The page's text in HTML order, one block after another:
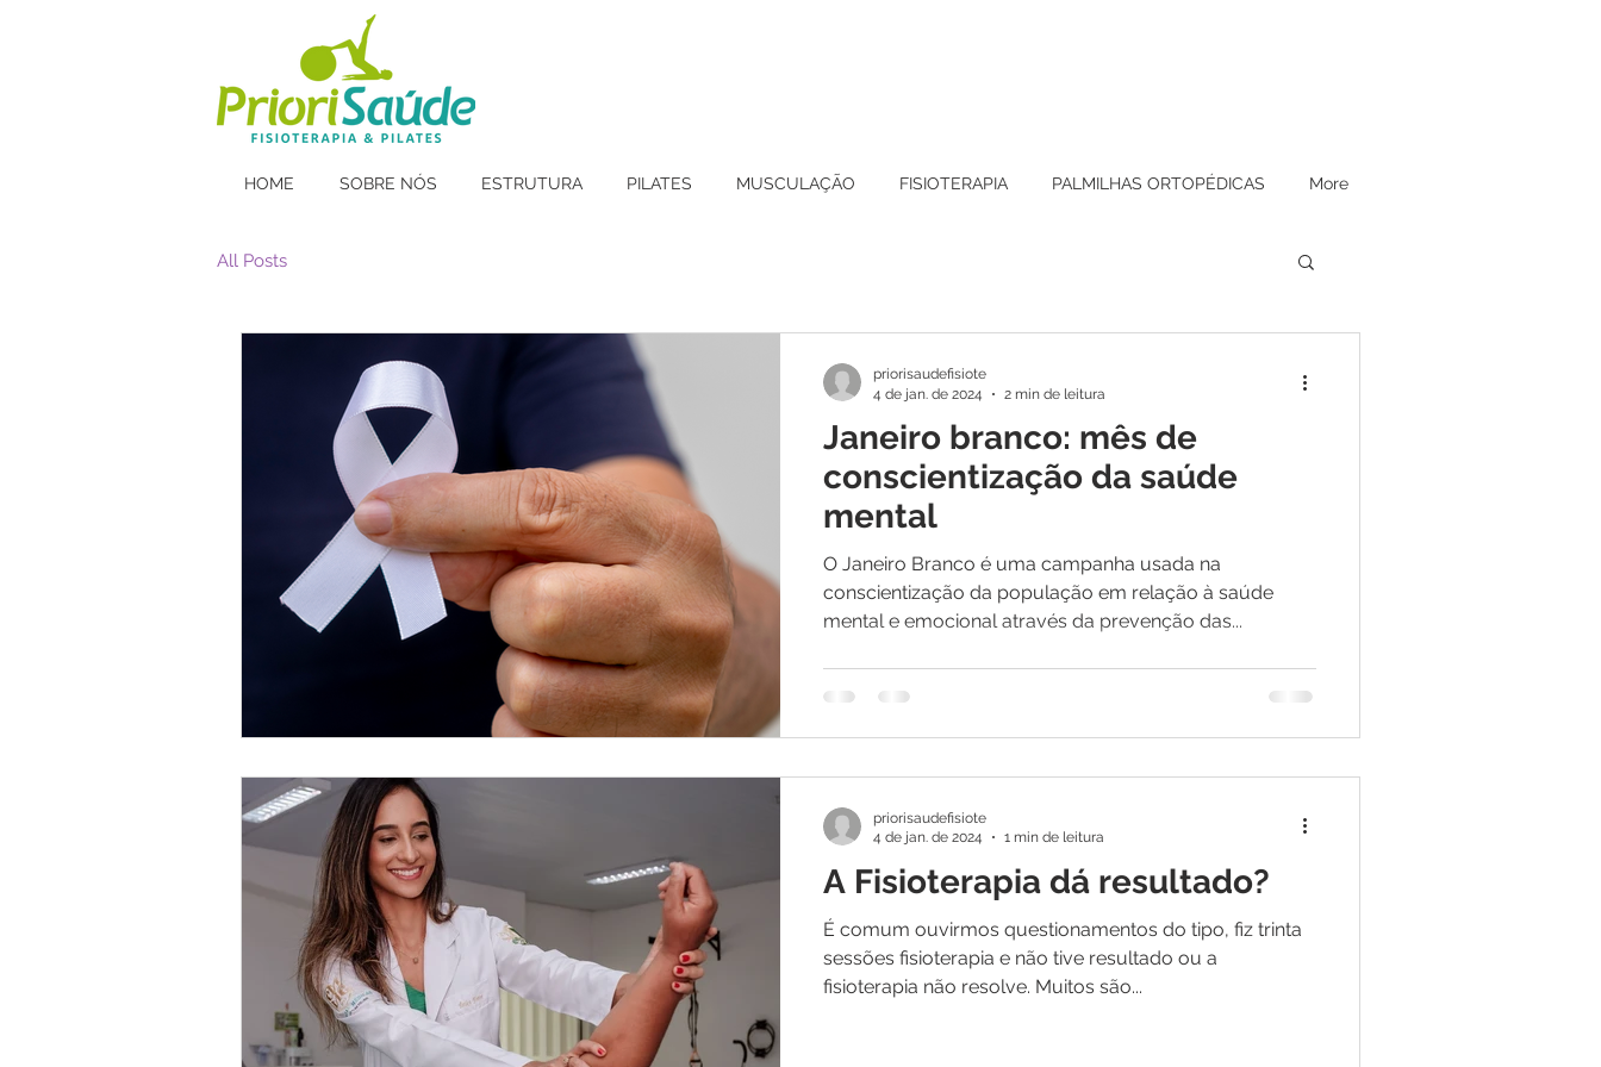
HOME SOBRE NÓS ESTRUTURA PILATES MUSCULAÇÃO FISIOTERAPIA PALMILHAS ORTOPÉDICAS More
All Posts
Janeiro branco: mês de
conscientização da saúde
mental
O Janeiro Branco é uma campanha usada na
conscientização da população em relação à saúde
mental e emocional através da prevenção das...
priorisaudefisiote
4 de jan. de 2024
2 min de leitura
A Fisioterapia dá resultado?
É comum ouvirmos questionamentos do tipo, fiz trinta
sessões fisioterapia e não tive resultado ou a
fisioterapia não resolve. Muitos são...
priorisaudefisiote
4 de jan. de 2024
1 min de leitura